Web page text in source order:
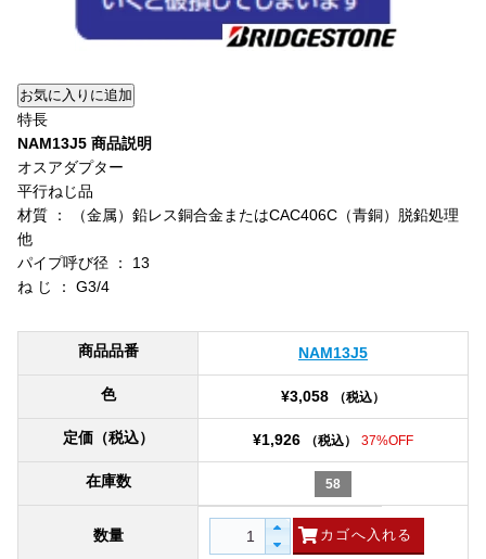
特長
NAM13J5 商品説明
オスアダプター
平行ねじ品
材質 ： （金属）鉛レス銅合金またはCAC406C（青銅）脱鉛処理
他
パイプ呼び径 ： 13
ね じ ： G3/4
商品品番 NAM13J5
色 ¥3,058 （税込）
定価（税込） ¥1,926 （税込） 37%OFF
在庫数 58
数量